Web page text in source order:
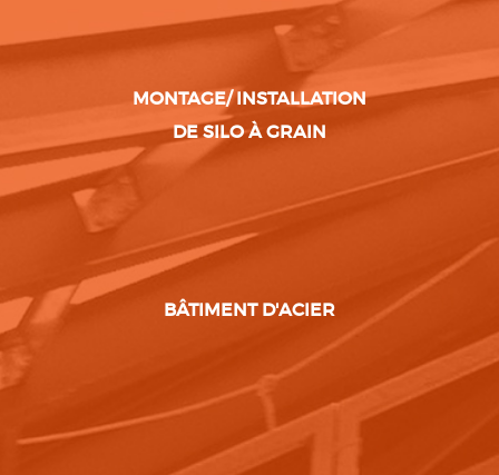
MONTAGE/ INSTALLATION
DE SILO À GRAIN
BÂTIMENT D'ACIER